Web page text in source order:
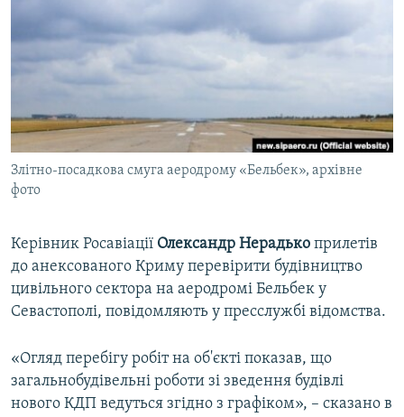
ДЕПОРТАЦІЯ
ВІДЕОУРОКИ «ELIFBE»
СВІДЧЕННЯ ОКУПАЦІЇ
УКРАЇНСЬКА ПРОБЛЕМА КРИМУ
ІНФОГРАФІКА
ЯК ОБІЙТИ БЛОКУВАННЯ
Русский
Злітно-посадкова смуга аеродрому «Бельбек», архівне
фото
Керівник Росавіації Олександр Нерадько прилетів
до анексованого Криму перевірити будівництво
цивільного сектора на аеродромі Бельбек у
Севастополі, повідомляють у пресслужбі відомства.
«Огляд перебігу робіт на об'єкті показав, що
загальнобудівельні роботи зі зведення будівлі
нового КДП ведуться згідно з графіком», – сказано в